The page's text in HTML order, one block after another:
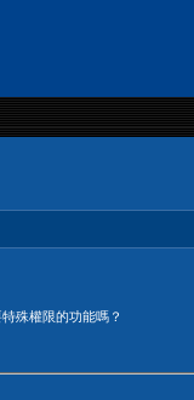
殊權限的功能嗎？